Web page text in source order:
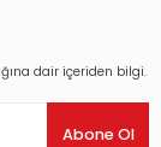
dair içeriden bilgi.
Abone Ol